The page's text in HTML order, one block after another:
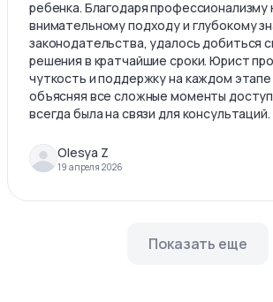
ребенка. Благодаря профессионализму
внимательному подходу и глубокому
законодательства, удалось добиться
решения в кратчайшие сроки. Юрист
чуткость и поддержку на каждом
объясняя все сложные моменты
всегда была на связи для консультаций.
Olesya Z
19 апреля 2026
Показать еще